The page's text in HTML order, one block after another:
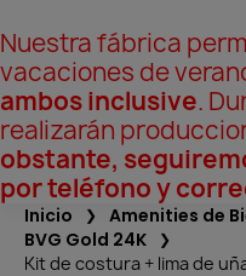
Nuestra fábrica
vacaciones de
ambos inclusive.
realizarán
obstante,
por teléfono y
Inicio
Amenities de
BVG Gold 24K
Kit de costura + lima de